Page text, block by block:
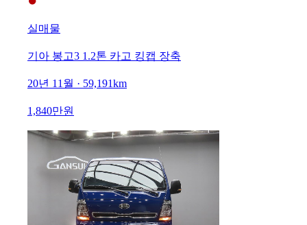
실매물
기아 봉고3 1.2톤 카고 킹캡 장축
20년 11월 · 59,191km
1,840만원